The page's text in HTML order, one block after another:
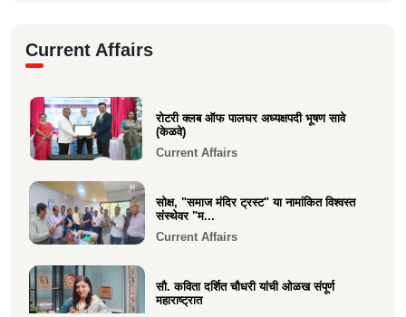
Sad Demise
Current Affairs
रोटरी क्लब ऑफ पालघर अध्यक्षपदी भूषण सावे
(केळवे)
Current Affairs
सोक्ष, "समाज मंदिर ट्रस्ट" या नामांकित विश्वस्त
संस्थेवर "म...
Current Affairs
सौ. कविता दर्शित चौधरी यांची ओळख संपूर्ण
महाराष्ट्रात